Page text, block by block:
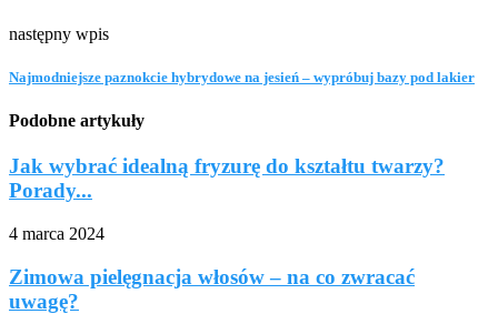
następny wpis
Najmodniejsze paznokcie hybrydowe na jesień – wypróbuj bazy pod lakier
Podobne artykuły
Jak wybrać idealną fryzurę do kształtu twarzy?
Porady...
4 marca 2024
Zimowa pielęgnacja włosów – na co zwracać
uwagę?